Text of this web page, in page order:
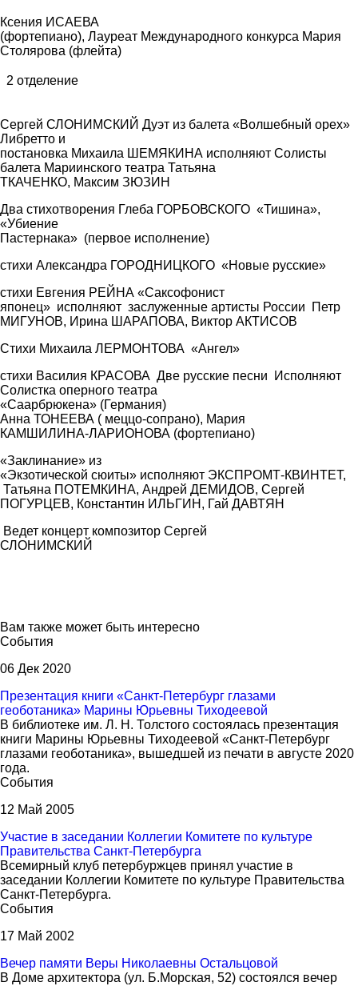
Ксения ИСАЕВА
(фортепиано), Лауреат Международного конкурса Мария
Столярова (флейта)
2 отделение
Сергей СЛОНИМСКИЙ Дуэт из балета «Волшебный орех»
Либретто и
постановка Михаила ШЕМЯКИНА исполняют Солисты
балета Мариинского театра Татьяна
ТКАЧЕНКО, Максим ЗЮЗИН
Два стихотворения Глеба ГОРБОВСКОГО «Тишина»,
«Убиение
Пастернака» (первое исполнение)
стихи Александра ГОРОДНИЦКОГО «Новые русские»
стихи Евгения РЕЙНА «Саксофонист
японец» исполняют заслуженные артисты России Петр
МИГУНОВ, Ирина ШАРАПОВА, Виктор АКТИСОВ
Стихи Михаила ЛЕРМОНТОВА «Ангел»
стихи Василия КРАСОВА Две русские песни Исполняют
Солистка оперного театра
«Саарбрюкена» (Германия)
Анна ТОНЕЕВА ( меццо-сопрано), Мария
КАМШИЛИНА-ЛАРИОНОВА (фортепиано)
«Заклинание» из
«Экзотической сюиты» исполняют ЭКСПРОМТ-КВИНТЕТ,
Татьяна ПОТЕМКИНА, Андрей ДЕМИДОВ, Сергей
ПОГУРЦЕВ, Константин ИЛЬГИН, Гай ДАВТЯН
Ведет концерт композитор Сергей
СЛОНИМСКИЙ
Вам также может быть интересно
События
06 Дек 2020
Презентация книги «Санкт-Петербург глазами
геоботаника» Марины Юрьевны Тиходеевой
В библиотеке им. Л. Н. Толстого состоялась презентация
книги Марины Юрьевны Тиходеевой «Санкт-Петербург
глазами геоботаника», вышедшей из печати в августе 2020
года.
События
12 Май 2005
Участие в заседании Коллегии Комитете по культуре
Правительства Санкт-Петербурга
Всемирный клуб петербуржцев принял участие в
заседании Коллегии Комитете по культуре Правительства
Санкт-Петербурга.
События
17 Май 2002
Вечер памяти Веры Николаевны Остальцовой
В Доме архитектора (ул. Б.Морская, 52) состоялся вечер